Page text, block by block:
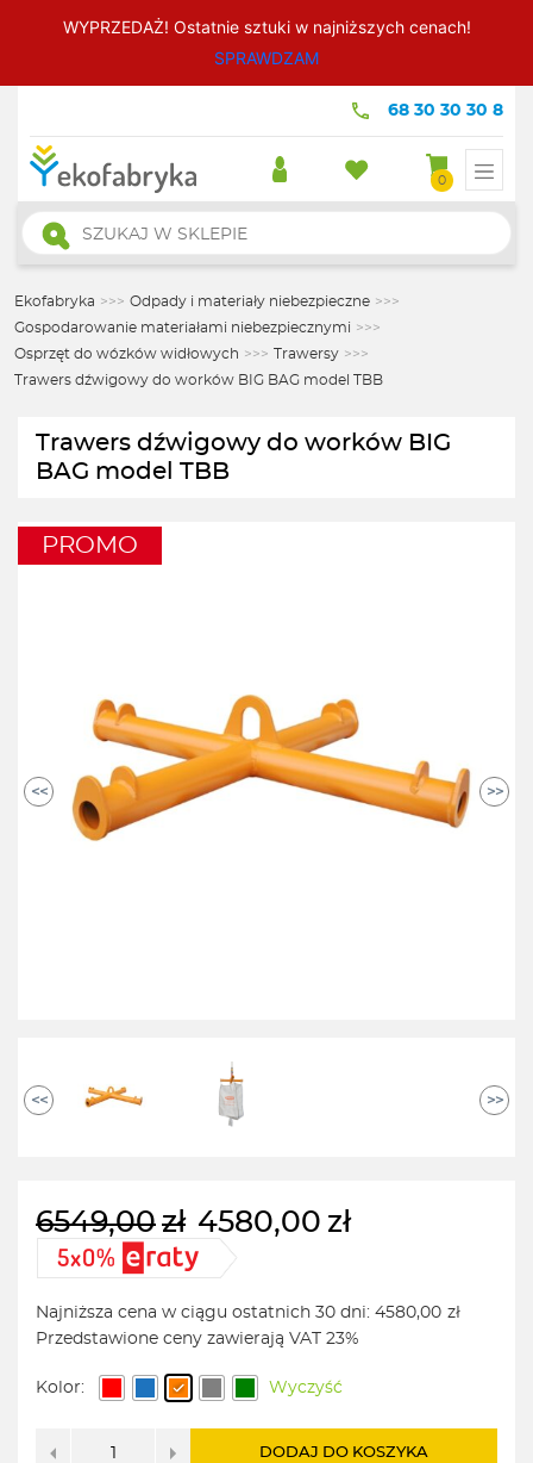
WYPRZEDAŻ! Ostatnie sztuki w najniższych cenach!
SPRAWDZAM
68 30 30 30 8
0
Wyszukiwarka
produktów
Ekofabryka >>> Odpady i materiały niebezpieczne >>>
Gospodarowanie materiałami niebezpiecznymi >>>
Osprzęt do wózków widłowych >>> Trawersy >>>
Trawers dźwigowy do worków BIG BAG model TBB
Trawers dźwigowy do worków BIG
BAG model TBB
PROMO
<< >>
<< >>
6549,00 zł
Pierwotna
cena
wynosiła:
6549,00zł.
4580,00 zł
Aktualna
cena
wynosi:
4580,00zł.
Najniższa cena w ciągu ostatnich 30 dni: 4580,00 zł
Przedstawione ceny zawierają VAT 23%
Kolor: Wyczyść
DODAJ DO KOSZYKA